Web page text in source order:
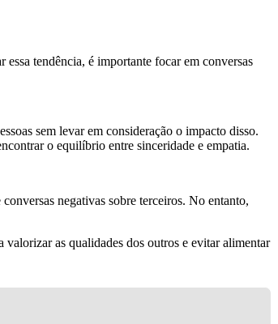
tendência, é importante focar em conversas
sem levar em consideração o impacto disso.
o equilíbrio entre sinceridade e empatia.
negativas sobre terceiros. No entanto,
as qualidades dos outros e evitar alimentar